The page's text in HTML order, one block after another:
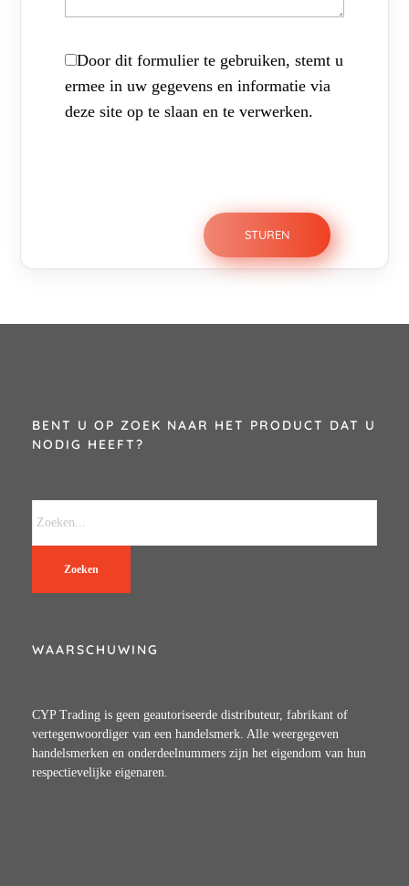
Door dit formulier te gebruiken, stemt u
ermee in uw gegevens en informatie via
deze site op te slaan en te verwerken.
BENT U OP ZOEK NAAR HET PRODUCT DAT U
NODIG HEEFT?
Zoeken
WAARSCHUWING
CYP Trading is geen geautoriseerde distributeur, fabrikant of
vertegenwoordiger van een handelsmerk. Alle weergegeven
handelsmerken en onderdeelnummers zijn het eigendom van hun
respectievelijke eigenaren.